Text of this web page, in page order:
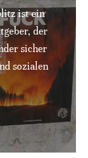
ist ein
der
sicher
sozialen